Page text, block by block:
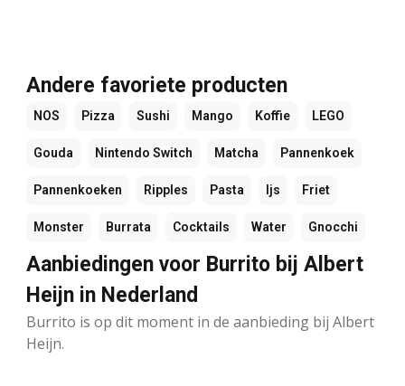
Andere favoriete producten
NOS Pizza Sushi Mango Koffie LEGO
Gouda Nintendo Switch Matcha Pannenkoek
Pannenkoeken Ripples Pasta Ijs Friet
Monster Burrata Cocktails Water Gnocchi
Aanbiedingen voor Burrito bij Albert
Heijn in Nederland
Burrito is op dit moment in de aanbieding bij Albert
Heijn.